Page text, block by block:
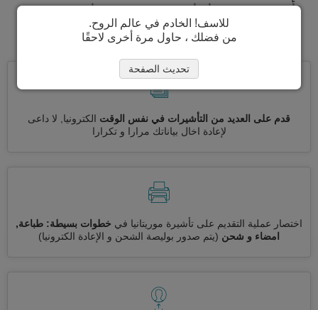
تأشيرة موريتانيا تحت سقف واحد. تسريع
عملية الحصول على تأشيرة موريتانيا
قدم على العديد من التأشيرات في نفس الوقت الكترونيا, لا داعى
لإعادة اخال بياناتك مرارا و تكرارا
اختصار عملية التقديم على تأشيرة موريتانيا في خطوات بسيطة: طباعة,
امضاء و شحن (يتم صدور بوليصة الشحن و الإعادة الكترونيا)
للاسف! الخادم في عالم الروح.
من فضلك ، حاول مرة أخرى لاحقًا
تحديث الصفحة